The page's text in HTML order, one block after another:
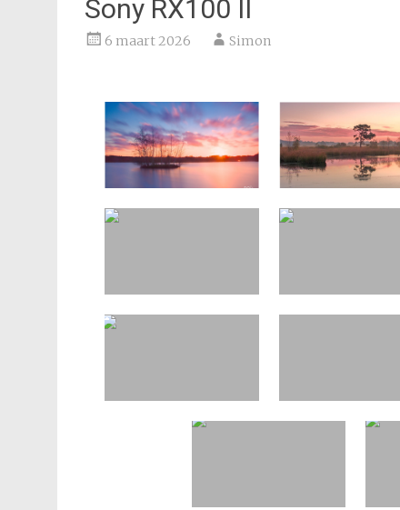
Sony RX100 II
6 maart 2026 Simon